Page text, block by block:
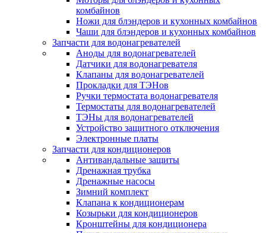
комбайнов
Ножи для блэндеров и кухонных комбайнов
Чаши для блэндеров и кухонных комбайнов
Запчасти для водонагревателей
Аноды для водонагревателей
Датчики для водонагревателя
Клапаны для водонагревателей
Прокладки для ТЭНов
Ручки термостата водонагревателя
Термостаты для водонагревателей
ТЭНы для водонагревателей
Устройство защитного отключения
Электронные платы
Запчасти для кондиционеров
Антивандальные защиты
Дренажная трубка
Дренажные насосы
Зимний комплект
Клапана к кондиционерам
Козырьки для кондиционеров
Кронштейны для кондиционера